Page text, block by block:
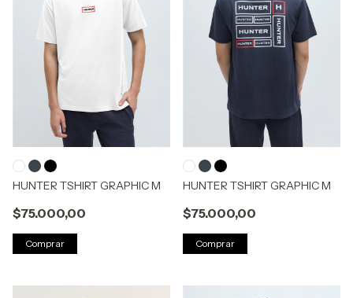
HUNTER TSHIRT GRAPHIC M
$75.000,00
Comprar
HUNTER TSHIRT GRAPHIC M
$75.000,00
Comprar